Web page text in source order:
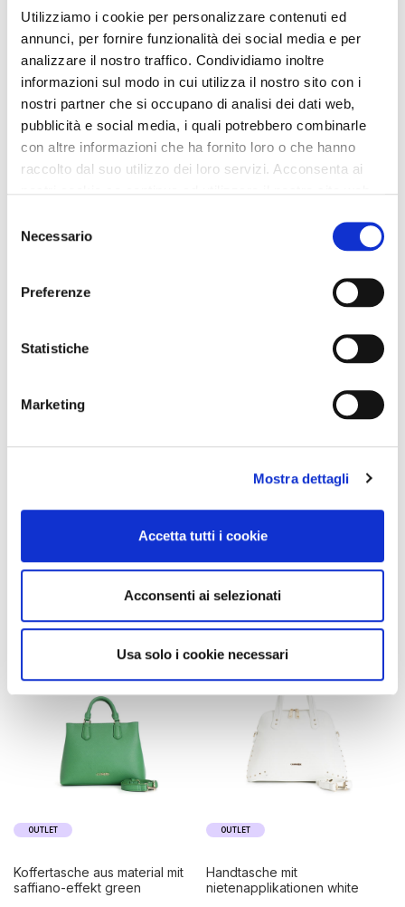
Utilizziamo i cookie per personalizzare contenuti ed
annunci, per fornire funzionalità dei social media e per
analizzare il nostro traffico. Condividiamo inoltre
informazioni sul modo in cui utilizza il nostro sito con i
nostri partner che si occupano di analisi dei dati web,
pubblicità e social media, i quali potrebbero combinarle
con altre informazioni che ha fornito loro o che hanno
raccolto dal suo utilizzo dei loro servizi. Acconsenta ai
delNecessario
Preferenze
Statistiche
Marketing
Mostra dettagli
Accetta tutti i cookie
Acconsenti ai selezionati
Usa solo i cookie necessari
handgefertigter koffer sand
cream
OUTLET
umhängetasche aus
koffertasche aus material mit
105,00 €
-40%
63,00 €
OUTLET
koffertasche aus material mit
saffiano-effekt green
OUTLET
handtasche mit
nietenapplikationen white